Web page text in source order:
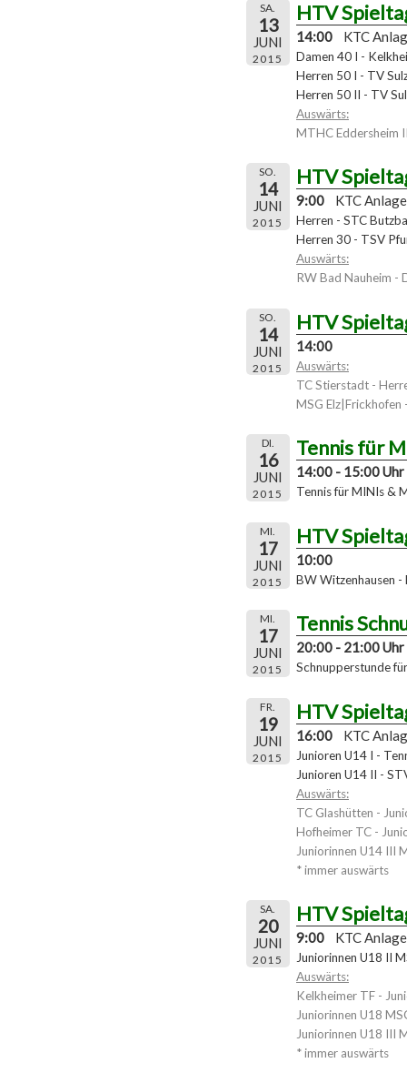
SA.
13
JUNI
2015
HTV
14:00 KTC
Damen 40 I -
Herren 50 I - TV
Herren 50 II - TV
Auswärts:
MTHC Eddersheim
SO.
14
JUNI
2015
HTV
9:00 KTC Anlage
Herren - STC
Herren 30 - TSV
Auswärts:
RW Bad Nauheim -
SO.
14
JUNI
2015
HTV
14:00
Auswärts:
TC Stierstadt -
MSG Elz|Frickhofen
DI.
16
JUNI
2015
Tennis für
14:00 - 15:00 Uhr
Tennis für MINIs &
MI.
17
JUNI
2015
HTV
10:00
BW Witzenhausen -
MI.
17
JUNI
2015
Tennis
20:00 - 21:00 Uhr
Schnupperstunde
FR.
19
JUNI
2015
HTV
16:00 KTC
Junioren U14 I -
Junioren U14 II -
Auswärts:
TC Glashütten -
Hofheimer TC -
Juniorinnen U14 III
* immer auswärts
SA.
20
JUNI
2015
HTV
9:00 KTC Anlage
Juniorinnen U18 II
Auswärts:
Kelkheimer TF -
Juniorinnen U18
Juniorinnen U18 III
* immer auswärts